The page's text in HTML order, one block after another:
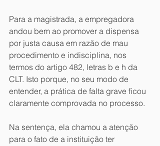
Para a magistrada, a empregadora
andou bem ao promover a dispensa
por justa causa em razão de mau
procedimento e indisciplina, nos
termos do artigo 482, letras b e h da
CLT. Isto porque, no seu modo de
entender, a prática de falta grave ficou
claramente comprovada no processo.
Na sentença, ela chamou a atenção
para o fato de a instituição ter